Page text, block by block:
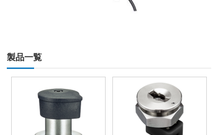
製品一覧